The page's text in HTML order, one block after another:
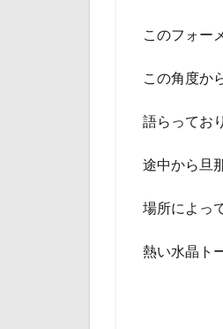
このフォー
この角度か
語らってお
途中から旦
場所によっ
熱い水晶ト